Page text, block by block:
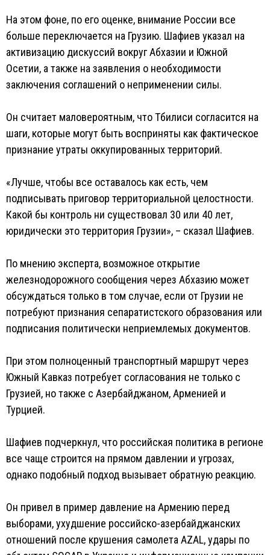
На этом фоне, по его оценке, внимание России все
больше переключается на Грузию. Шафиев указал на
активизацию дискуссий вокруг Абхазии и Южной
Осетии, а также на заявления о необходимости
заключения соглашений о неприменении силы.
Он считает маловероятным, что Тбилиси согласится на
шаги, которые могут быть восприняты как фактическое
признание утраты оккупированных территорий.
«Лучше, чтобы все оставалось как есть, чем
подписывать приговор территориальной целостности.
Какой бы контроль ни существовал 30 или 40 лет,
юридически это территория Грузии», – сказал Шафиев.
По мнению эксперта, возможное открытие
железнодорожного сообщения через Абхазию может
обсуждаться только в том случае, если от Грузии не
потребуют признания сепаратистского образования или
подписания политически неприемлемых документов.
При этом полноценный транспортный маршрут через
Южный Кавказ потребует согласования не только с
Грузией, но также с Азербайджаном, Арменией и
Турцией.
Шафиев подчеркнул, что российская политика в регионе
все чаще строится на прямом давлении и угрозах,
однако подобный подход вызывает обратную реакцию.
Он привел в пример давление на Армению перед
выборами, ухудшение российско-азербайджанских
отношений после крушения самолета AZAL, удары по